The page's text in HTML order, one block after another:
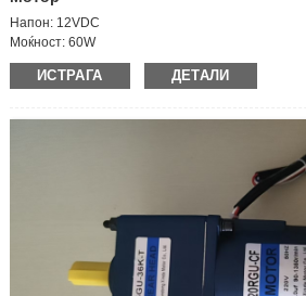
Напон: 12VDC
Моќност: 60W
Големина на моторот: 130*90мм
Брзина на моторот: 1850-2200 вртежи во минута
Излезно вратило: единечно/двојно вратило
Брзина на излезното вратило: 52,5 вртежи во
Сооднос на брзината на менувачот: 40K
Насока на ротација: кк/кк
ИСТРАГА ДЕТАЛИ